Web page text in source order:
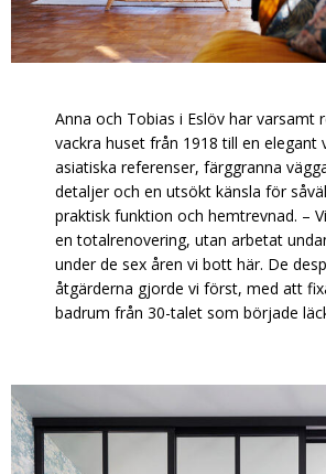
Anna och Tobias i Eslöv har varsamt
vackra huset från 1918 till en elegant
asiatiska referenser, färggranna
detaljer och en utsökt känsla för
praktisk funktion och hemtrevnad. –
en totalrenovering, utan arbetat
under de sex åren vi bott här. De
åtgärderna gjorde vi först, med att
badrum från 30-talet som började